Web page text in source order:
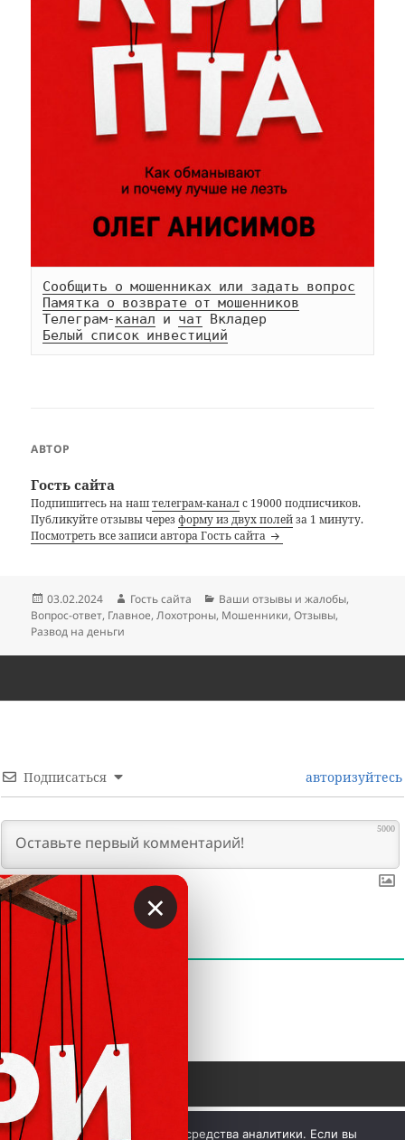
Сообщить о мошенниках или задать вопрос
Памятка о возврате от мошенников
Телеграм-канал и чат
Белый список инвестиций
АВТОР
Гость сайта
Подпишитесь на наштелеграм-каналс 19000 подписчиков.
Публикуйте отзывы черезформу из двух полейза 1 минуту.
Посмотреть все записи автора Гость сайта
Опубликовано
03.02.2024 Автор
Гость сайта Рубрики
Ваши отзывы и жалобы,
Вопрос-ответ, Главное,Лохотроны, Мошенники,Отзывы,
Развод на деньги
Подписаться авторизуйтесь
5000
КОММЕНТАРИИ
Мы используем куки и средства аналитики. Если вы
×